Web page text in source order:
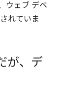
ウェブ デベ
されていま
が、デ